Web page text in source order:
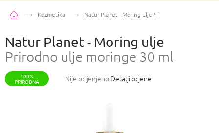
PočetnaKozmetika Natur Planet - Moring uljePrirodno ulje moringe 30
Natur Planet - Moring ulje
Prirodno ulje moringe 30 ml
100%
PRIRODNA
Prosječna
Nije ocijenjeno Detalji ocjene